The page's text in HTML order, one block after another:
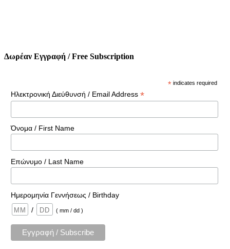
Δωρέαν Εγγραφή / Free Subscription
* indicates required
Ηλεκτρονική Διεύθυνσή / Email Address *
Όνομα / First Name
Επώνυμο / Last Name
Ημερομηνία Γεννήσεως / Birthday
/
( mm / dd )